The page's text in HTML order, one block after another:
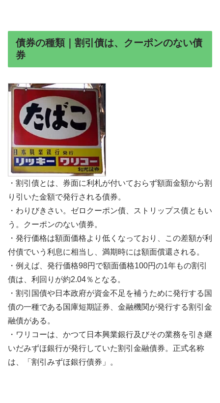
債券の種類｜割引債は、クーポンのない債
券
・割引債とは、券面に利札が付いておらず額面金額から割
り引いた金額で発行される債券。
・わりびきさい。ゼロクーポン債、ストリップス債ともい
う。クーポンのない債券。
・発行価格は額面価格より低くなっており、この差額が利
付債でいう利息に相当し、満期時には額面償還される。
・例えば、発行価格98円で額面価格100円の1年もの割引
債は、利回りが約2.04％となる。
・割引国債や日本政府が資金不足を補うために発行する国
債の一種である国庫短期証券、金融機関が発行する割引金
融債がある。
・ワリコーは、かつて日本興業銀行及びその業務を引き継
いだみずほ銀行が発行していた割引金融債券。正式名称
は、「割引みずほ銀行債券」。